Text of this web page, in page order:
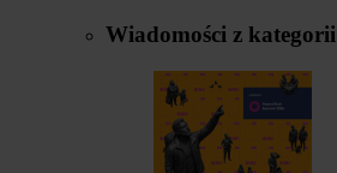
Wiadomości z kategorii